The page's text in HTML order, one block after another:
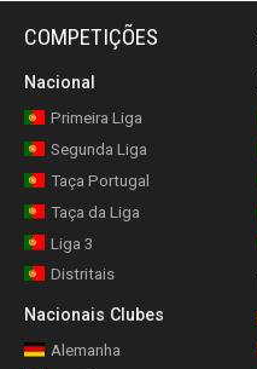
COMPETIÇÕES
Nacional
Primeira Liga
Segunda Liga
Taça Portugal
Taça da Liga
Liga 3
Distritais
Nacionais Clubes
Alemanha